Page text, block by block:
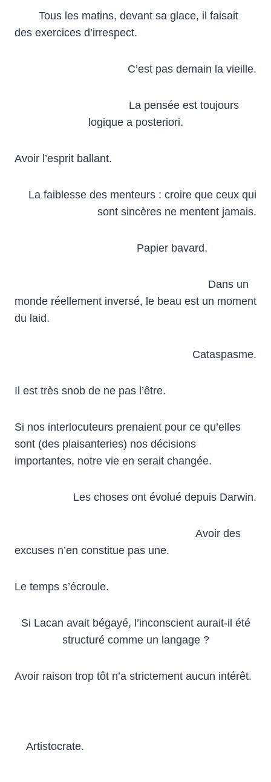
Tous les matins, devant sa glace, il faisait
des exercices d’irrespect.
C’est pas demain la vieille.
La pensée est toujours
logique a posteriori.
Avoir l’esprit ballant.
La faiblesse des menteurs : croire que ceux qui
sont sincères ne mentent jamais.
Papier bavard.
Dans un
monde réellement inversé, le beau est un moment
du laid.
Cataspasme.
Il est très snob de ne pas l’être.
Si nos interlocuteurs prenaient pour ce qu’elles
sont (des plaisanteries) nos décisions
importantes, notre vie en serait changée.
Les choses ont évolué depuis Darwin.
Avoir des
excuses n’en constitue pas une.
Le temps s’écroule.
Si Lacan avait bégayé, l’inconscient aurait-il été
structuré comme un langage ?
Avoir raison trop tôt n’a strictement aucun intérêt.
Artistocrate.